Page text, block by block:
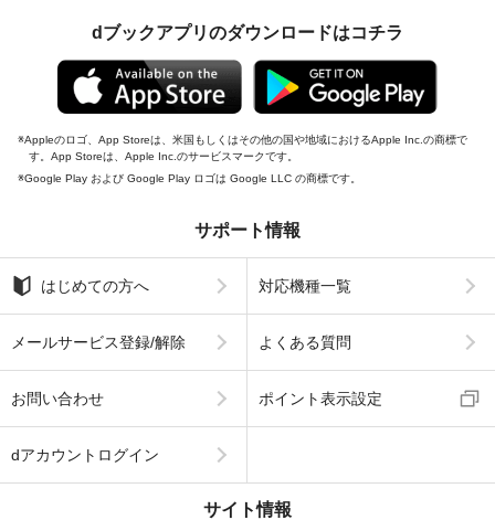
dブックアプリのダウンロードはコチラ
Appleのロゴ、App Storeは、米国もしくはその他の国や地域におけるApple Inc.の商標で
す。App Storeは、Apple Inc.のサービスマークです。
Google Play および Google Play ロゴは Google LLC の商標です。
サポート情報
はじめての方へ 対応機種一覧
メールサービス登録/解除 よくある質問
お問い合わせ ポイント表示設定
dアカウントログイン
サイト情報